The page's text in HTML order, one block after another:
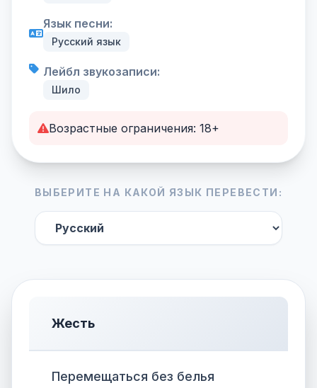
Язык песни:
Русский язык
Лейбл звукозаписи:
Шило
Возрастные ограничения: 18+
ВЫБЕРИТЕ НА КАКОЙ ЯЗЫК ПЕРЕВЕСТИ:
Жесть
Перемещаться без белья